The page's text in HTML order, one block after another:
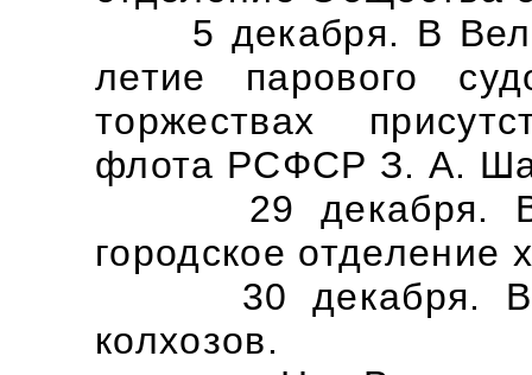
5 декабря. В
летие парового
торжествах
флота РСФСР З. А.
29 декабря. В
городское отделение
30 декабря.
колхозов.